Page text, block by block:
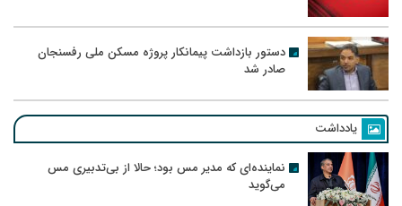
دستور بازداشت پیمانکار پروژه مسکن ملی رفسنجان
صادر شد
یادداشت
نماینده‌ای که مدیر مس بود؛ حالا از بی‌تدبیری مس
می‌گوید